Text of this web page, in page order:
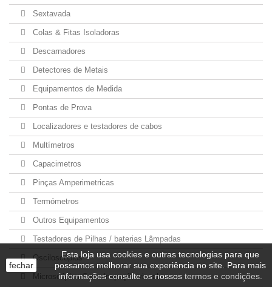
Sextavada
Colas & Fitas Isoladoras
Descarnadores
Detectores de Metais
Equipamentos de Medida
Pontas de Prova
Localizadores e testadores de cabos
Multímetros
Capacimetros
Pinças Amperimetricas
Termómetros
Outros Equipamentos
Testadores de Pilhas / baterias Lâmpadas
Osciloscópios
Microscópios Cam. Inspeção visual
fechar
Esta loja usa cookies e outras tecnologias para que
possamos melhorar sua experiência no site. Para mais
informações consulte os nossos termos e condições.